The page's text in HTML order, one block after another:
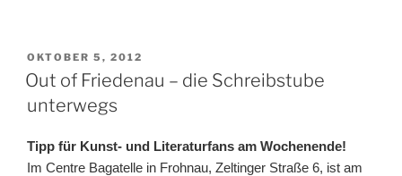
VERÖFFENTLICHT
AM
OKTOBER 5, 2012
Out of Friedenau – die Schreibstube
unterwegs
Tipp für Kunst- und Literaturfans am Wochenende!
Im Centre Bagatelle in Frohnau, Zeltinger Straße 6, ist am